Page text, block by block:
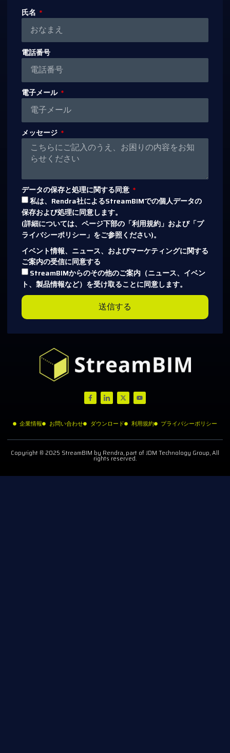
氏名
電話番号
電子メール
メッセージ
データの保存と処理に関する同意
私は、Rendra社によるStreamBIMでの個人データの
保存および処理に同意します。
(詳細については、ページ下部の「利用規約」および「プ
ライバシーポリシー」をご参照ください)。
イベント情報、ニュース、およびマーケティングに関する
ご案内の受信に同意する
StreamBIMからのその他のご案内（ニュース、イベン
ト、製品情報など）を受け取ることに同意します。
送信する
企業情報 お問い合わせ ダウンロード 利用規約 プライバシーポリシー
Copyright © 2025 StreamBIM by Rendra, part of JDM Technology Group, All
rights reserved.